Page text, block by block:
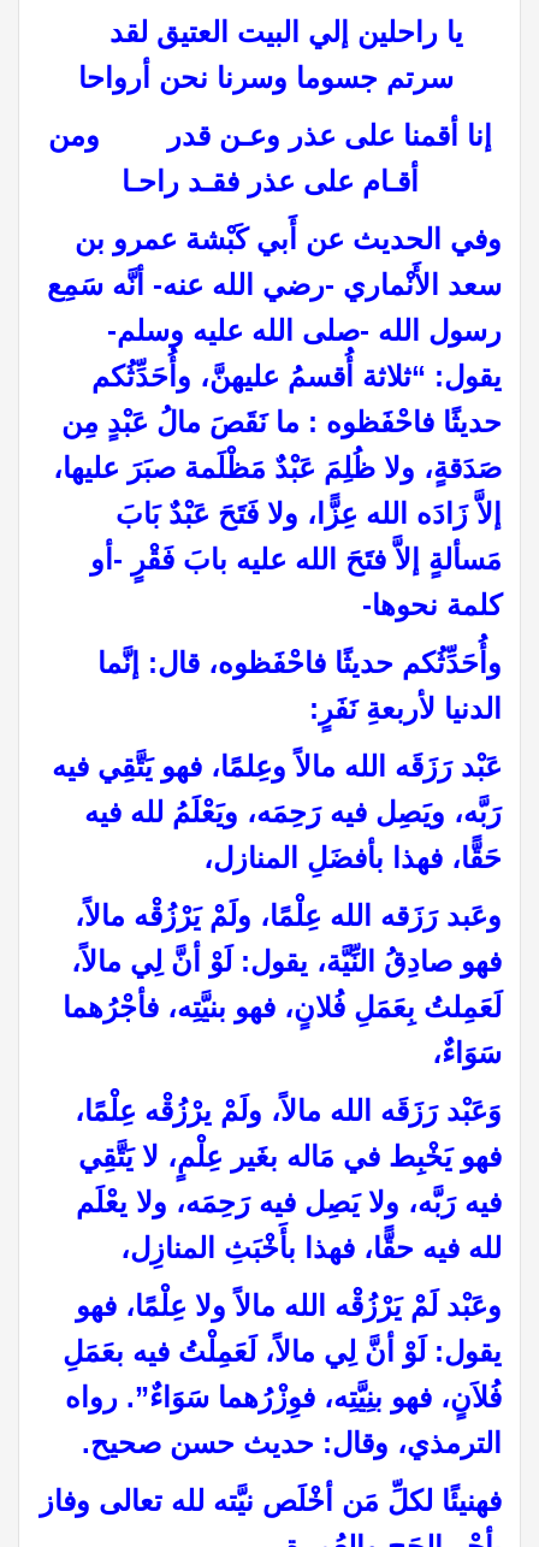
يا راحلين إلي البيت العتيق لقد
سرتم جسوما وسرنا نحن أرواحا
إنا أقمنا على عذر وعـن قدر ومن
أقـام على عذر فقـد راحـا
وفي الحديث عن أَبي كَبْشة عمرو بن
سعد الأَنْماري -رضي الله عنه- أنَّه سَمِع
رسول الله -صلى الله عليه وسلم-
يقول: “ثلاثة أُقسمُ عليهنَّ، وأُحَدِّثُكم
حديثًا فاحْفَظوه : ما نَقَصَ مالُ عَبْدٍ مِن
صَدَقةٍ، ولا ظُلِمَ عَبْدٌ مَظْلَمة صبَرَ عليها،
إلاَّ زَادَه الله عِزًّا، ولا فَتَحَ عَبْدٌ بَابَ
مَسألةٍ إلاَّ فتَحَ الله عليه بابَ فَقْرٍ -أو
كلمة نحوها-
وأُحَدِّثُكم حديثًا فاحْفَظوه، قال: إنَّما
الدنيا لأربعةِ نَفَرٍ:
عَبْد رَزَقَه الله مالاً وعِلمًا، فهو يَتَّقِي فيه
رَبَّه، ويَصِل فيه رَحِمَه، ويَعْلَمُ لله فيه
حَقًّا، فهذا بأفضَلِ المنازل،
وعَبد رَزَقه الله عِلْمًا، ولَمْ يَرْزُقْه مالاً،
فهو صادِقُ النِّيَّة، يقول: لَوْ أنَّ لِي مالاً،
لَعَمِلتُ بِعَمَلِ فُلانٍ، فهو بنيَّتِه، فأجْرُهما
سَوَاءٌ،
وَعَبْد رَزَقَه الله مالاً، ولَمْ يرْزُقْه عِلْمًا،
فهو يَخْبِط في مَاله بغَير عِلْمٍ، لا يَتَّقِي
فيه رَبَّه، ولا يَصِل فيه رَحِمَه، ولا يعْلَم
لله فيه حقًّا، فهذا بأَخْبَثِ المنازِل،
وعَبْد لَمْ يَرْزُقْه الله مالاً ولا عِلْمًا، فهو
يقول: لَوْ أنَّ لِي مالاً، لَعَمِلْتُ فيه بعَمَلِ
فُلاَنٍ، فهو بنِيَّتِه، فوِزْرُهما سَوَاءٌ”. رواه
الترمذي، وقال: حديث حسن صحيح.
فهنيئًا لكلِّ مَن أخْلَص نيَّته لله تعالى وفاز